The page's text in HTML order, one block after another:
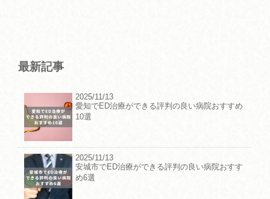
最新記事
2025/11/13
愛知でED治療ができる評判の良い病院おすすめ
10選
2025/11/13
安城市でED治療ができる評判の良い病院おすす
め6選